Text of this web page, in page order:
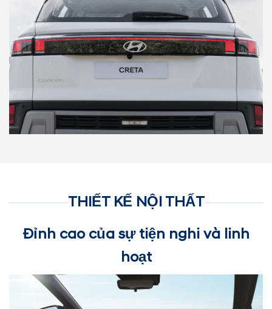
THIẾT KẾ NỘI THẤT
Đỉnh cao của sự tiện nghi và linh
hoạt